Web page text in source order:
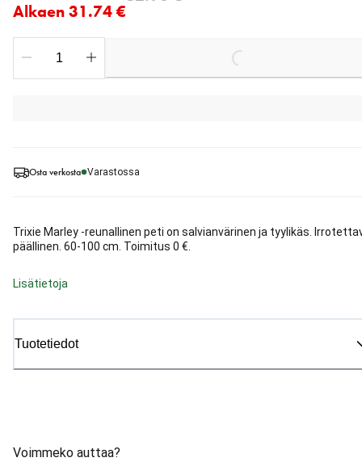
Osta verkosta Varastossa
Trixie Marley -reunallinen peti on salvianvärinen ja tyylikäs.
päällinen. 60-100 cm. Toimitus 0 €.
Lisätietoja
Tuotetiedot
Voimmeko auttaa?
Alkaen 31.74 €
Loading...